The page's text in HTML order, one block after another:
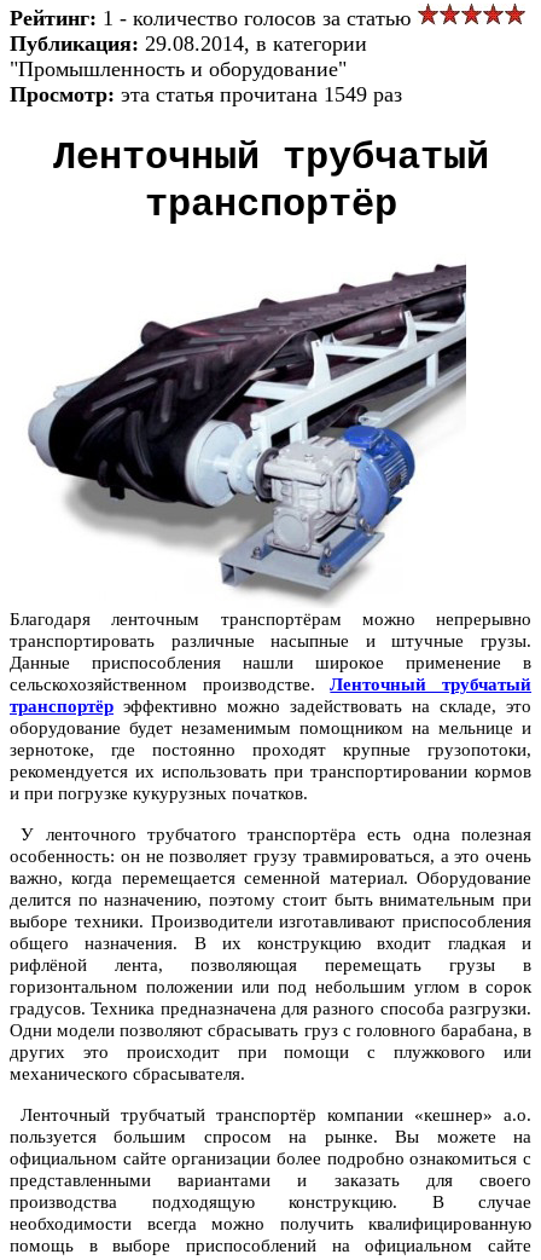
Рейтинг: 1 - количество голосов за статью
Публикация: 29.08.2014, в категории
"Промышленность и оборудование"
Просмотр: эта статья прочитана 1549 раз
Ленточный трубчатый
транспортёр
Благодаря ленточным транспортёрам можно непрерывно
транспортировать различные насыпные и штучные грузы.
Данные приспособления нашли широкое применение в
сельскохозяйственном производстве.Ленточный трубчатый
транспортёр эффективно можно задействовать на складе, это
оборудование будет незаменимым помощником на мельнице и
зернотоке, где постоянно проходят крупные грузопотоки,
рекомендуется их использовать при транспортировании кормов
и при погрузке кукурузных початков.
У ленточного трубчатого транспортёра есть одна полезная
особенность: он не позволяет грузу травмироваться, а это очень
важно, когда перемещается семенной материал. Оборудование
делится по назначению, поэтому стоит быть внимательным при
выборе техники. Производители изготавливают приспособления
общего назначения. В их конструкцию входит гладкая и
рифлёной лента, позволяющая перемещать грузы в
горизонтальном положении или под небольшим углом в сорок
градусов. Техника предназначена для разного способа разгрузки.
Одни модели позволяют сбрасывать груз с головного барабана, в
других это происходит при помощи с плужкового или
механического сбрасывателя.
Ленточный трубчатый транспортёр компании «кешнер» а.о.
пользуется большим спросом на рынке. Вы можете на
официальном сайте организации более подробно ознакомиться с
представленными вариантами и заказать для своего
производства подходящую конструкцию. В случае
необходимости всегда можно получить квалифицированную
помощь в выборе приспособлений на официальном сайте